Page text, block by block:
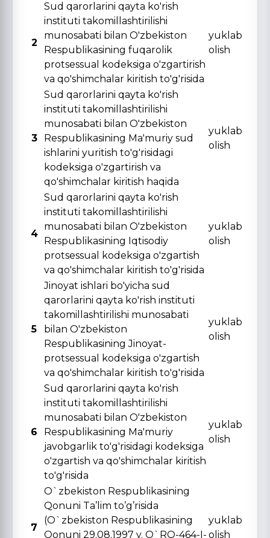
2
Sud qarorlarini qayta ko'rish
instituti takomillashtirilishi
munosabati bilan O'zbekiston
Respublikasining fuqarolik
protsessual kodeksiga o'zgartirish
va qo'shimchalar kiritish to'g'risida
yuklab
olish
3
Sud qarorlarini qayta ko'rish
instituti takomillashtirilishi
munosabati bilan O'zbekiston
Respublikasining Ma'muriy sud
ishlarini yuritish to'g'risidagi
kodeksiga o'zgartirish va
qo'shimchalar kiritish haqida
yuklab
olish
4
Sud qarorlarini qayta ko'rish
instituti takomillashtirilishi
munosabati bilan O'zbekiston
Respublikasining Iqtisodiy
protsessual kodeksiga o'zgartish
va qo'shimchalar kiritish to'g'risida
yuklab
olish
5
Jinoyat ishlari bo'yicha sud
qarorlarini qayta ko'rish instituti
takomillashtirilishi munosabati
bilan O'zbekiston
Respublikasining Jinoyat-
protsessual kodeksiga o'zgartish
va qo'shimchalar kiritish to'g'risida
yuklab
olish
6
Sud qarorlarini qayta ko'rish
instituti takomillashtirilishi
munosabati bilan O'zbekiston
Respublikasining Ma'muriy
javobgarlik to'g'risidagi kodeksiga
o'zgartish va qo'shimchalar kiritish
to'g'risida
yuklab
olish
7
O`zbekiston Respublikasining
Qonuni Ta’lim to’g’risida
(O`zbekiston Respublikasining
Qonuni 29.08.1997 y. O`RQ-464-I-
yuklab
olish